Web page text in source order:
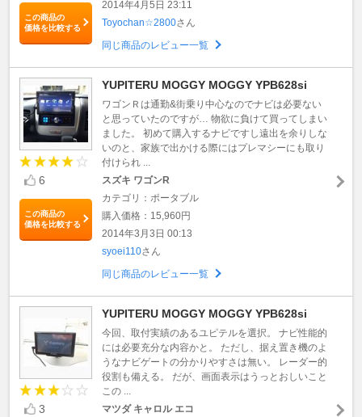
この商品の
価格を比較する
2014年4月5日 23:11
Toyochan☆2800さん
同じ商品のレビュー一覧
6
この商品の
価格を比較する
YUPITERU MOGGY MOGGY YPB628si
ワゴンＲは通勤&街乗り中心なのでナビは必要ない
と思っていたのですが… 物欲に負けて買ってしまい
ました。 初めて購入するナビですし遠出を余りしな
いのと、家族で出かける際にはプレマシーにも取り
付けられ ...
スズキ ワゴンR
カテゴリ：ポータブル
購入価格：15,960円
2014年3月3日 00:13
syoei110さん
同じ商品のレビュー一覧
3
YUPITERU MOGGY MOGGY YPB628si
今回、取付実績のあるユピテルを選択。 ナビ性能的
には必要充分な内容かと。 ただし、据え置き機のよ
うなナビゲートの分かりやすさは無い。 レーダー的
役割も備える。 だが、画面表示はうっとおしいこと
この ...
マツダ キャロル エコ